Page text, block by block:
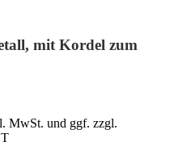
mit Kordel zum
MwSt. und ggf. zzgl.